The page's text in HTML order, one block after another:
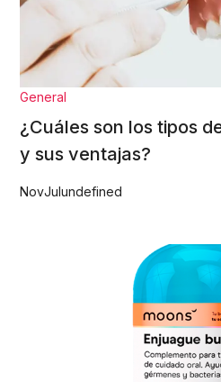
General
¿Cuáles son los tipos
y sus ventajas?
NovJulundefined